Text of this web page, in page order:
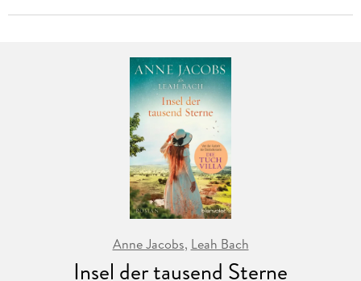
Anne Jacobs, Leah Bach
Insel der tausend Sterne